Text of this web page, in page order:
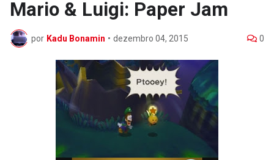
Mario & Luigi: Paper Jam
por Kadu Bonamin • dezembro 04, 2015 0